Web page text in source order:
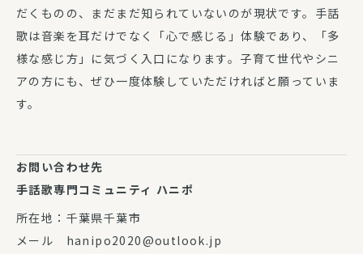
だくものの、まだまだ知られていないのが現状です。手話
歌は音楽を耳だけでなく「心で感じる」体験であり、「多
様な感じ方」に気づく入口になります。子育て世代やシニ
アの方にも、ぜひ一度体験していただければと願っていま
す。
お問い合わせ先
手話歌専門コミュニティ ハニポ
所在地：千葉県千葉市
メール hanipo2020@outlook.jp